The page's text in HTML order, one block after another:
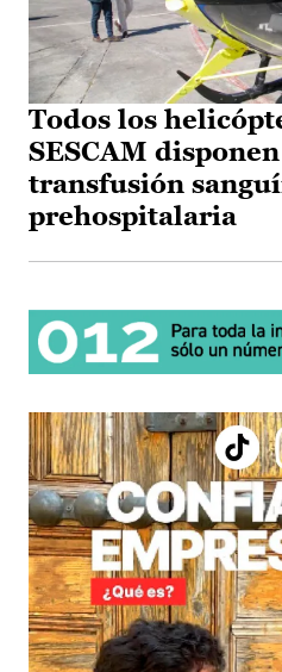
Todos los
SESCAM
transfusión
prehospitalaria